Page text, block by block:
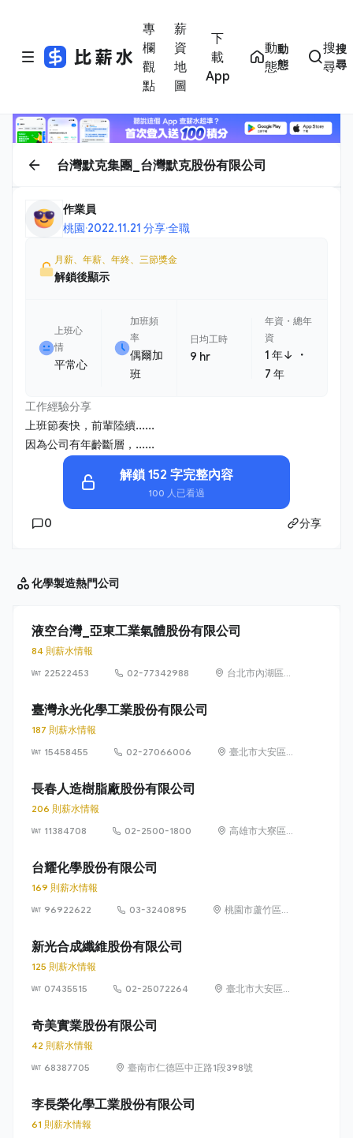
專
欄
觀
點
薪
資
地
圖
下
載
App
動
態
動
態
搜
尋
搜
尋
台灣默克集團_台灣默克股份有限公司
作業員
桃園·2022.11.21 分享·全職
月薪、年薪、年終、三節獎金
解鎖後顯示
上班心
情
平常心
加班頻
率
偶爾加
班
日均工時
9 hr
年資・總年
資
1 年↓ ・
7 年
工作經驗分享
上班節奏快，前輩陸續......
因為公司有年齡斷層，......
解鎖 152 字完整內容
100 人已看過
0 分享
化學製造熱門公司
液空台灣_亞東工業氣體股份有限公司
84 則薪水情報
22522453
02-77342988
台北市內湖區瑞
臺灣永光化學工業股份有限公司
187 則薪水情報
15458455
02-27066006
臺北市大安區義
長春人造樹脂廠股份有限公司
206 則薪水情報
11384708
02-2500-1800
高雄市大寮區華
台耀化學股份有限公司
169 則薪水情報
96922622
03-3240895
桃園市蘆竹區和
新光合成纖維股份有限公司
125 則薪水情報
07435515
02-25072264
臺北市大安區仁
奇美實業股份有限公司
42 則薪水情報
68387705
臺南市仁德區中正路1段398號
李長榮化學工業股份有限公司
61 則薪水情報